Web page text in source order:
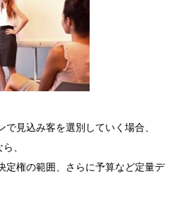
で見込み客を選別していく場合、
、
定権の範囲、さらに予算など定量デ